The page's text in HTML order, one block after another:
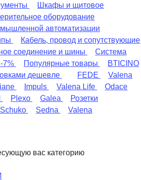
Шкафы и щитовое
оборудование
автоматизации
Кабель, провод и сопутствующие
соединение и шины
Система
7% Популярные товары
BTICINO
дешевле FEDE
Valena
Impuls Valena Life
Odace
Plexo Galea
Розетки
Schuko Sedna Valena
вас категорию